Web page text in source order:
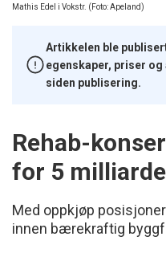
Mathis Edel i Vokstr. (Foto: Apeland)
Artikkelen ble
egenskaper, priser og
siden publisering.
Rehab-
for 5
Med oppkjøp
innen bærekraftig